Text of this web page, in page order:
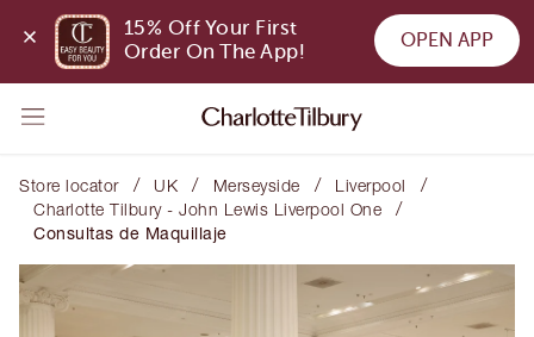
15% Off Your First
Order On The App!
OPEN APP
Store locator / UK / Merseyside / Liverpool /
Charlotte Tilbury - John Lewis Liverpool One /
Consultas de Maquillaje